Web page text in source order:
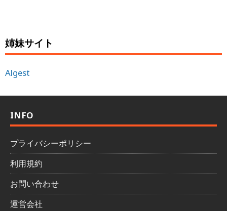
姉妹サイト
Algest
INFO
プライバシーポリシー
利用規約
お問い合わせ
運営会社